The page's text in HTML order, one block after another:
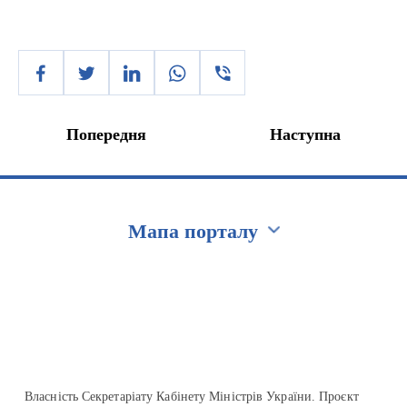
Попередня Наступна
Мапа порталу
Власність Секретаріату Кабінету Міністрів України. Проєкт